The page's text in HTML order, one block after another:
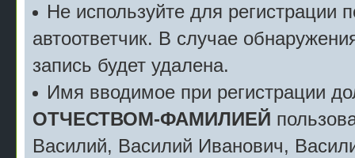
Не используйте для регистрации
автоответчик. В случае
запись будет удалена.
Имя вводимое при регистрации
ОТЧЕСТВОМ-ФАМИЛИЕЙ
Василий, Василий Иванович,